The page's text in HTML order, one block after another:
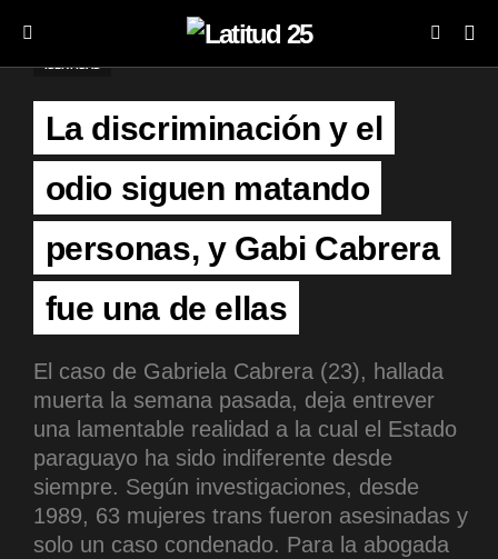
IDENTIDAD
La discriminación y el
odio siguen matando
personas, y Gabi Cabrera
fue una de ellas
El caso de Gabriela Cabrera (23), hallada
muerta la semana pasada, deja entrever
una lamentable realidad a la cual el Estado
paraguayo ha sido indiferente desde
siempre. Según investigaciones, desde
1989, 63 mujeres trans fueron asesinadas y
solo un caso condenado. Para la abogada